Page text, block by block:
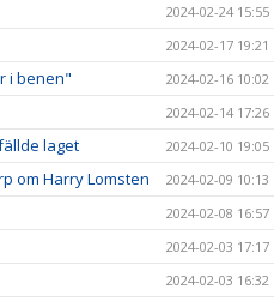
2024-02-24 15:55
2024-02-17 19:21
i benen" 2024-02-16 10:02
2024-02-14 17:26
laget 2024-02-10 19:05
om Harry Lomsten 2024-02-09 10:13
2024-02-08 16:57
2024-02-03 17:17
2024-02-03 16:32